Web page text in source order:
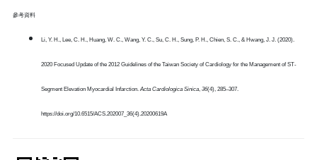
參考資料
Li, Y. H., Lee, C. H., Huang, W. C., Wang, Y. C., Su, C. H., Sung, P. H., Chien, S. C., & Hwang, J. J. (2020).
2020 Focused Update of the 2012 Guidelines of the Taiwan Society of Cardiology for the Management of ST-
Segment Elevation Myocardial Infarction.Acta Cardiologica Sinica, 36(4), 285–307.
https://doi.org/10.6515/ACS.202007_36(4).20200619A